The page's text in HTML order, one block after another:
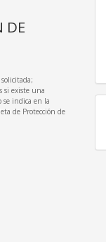
DE
si existe una
se indica en la
de Protección de